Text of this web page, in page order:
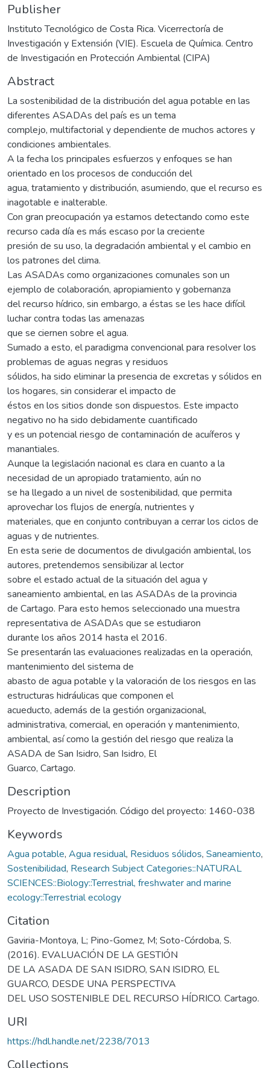
Publisher
Instituto Tecnológico de Costa Rica. Vicerrectoría de
Investigación y Extensión (VIE). Escuela de Química. Centro
de Investigación en Protección Ambiental (CIPA)
Abstract
La sostenibilidad de la distribución del agua potable en las
diferentes ASADAs del país es un tema
complejo, multifactorial y dependiente de muchos actores y
condiciones ambientales.
A la fecha los principales esfuerzos y enfoques se han
orientado en los procesos de conducción del
agua, tratamiento y distribución, asumiendo, que el recurso es
inagotable e inalterable.
Con gran preocupación ya estamos detectando como este
recurso cada día es más escaso por la creciente
presión de su uso, la degradación ambiental y el cambio en
los patrones del clima.
Las ASADAs como organizaciones comunales son un
ejemplo de colaboración, apropiamiento y gobernanza
del recurso hídrico, sin embargo, a éstas se les hace difícil
luchar contra todas las amenazas
que se ciernen sobre el agua.
Sumado a esto, el paradigma convencional para resolver los
problemas de aguas negras y residuos
sólidos, ha sido eliminar la presencia de excretas y sólidos en
los hogares, sin considerar el impacto de
éstos en los sitios donde son dispuestos. Este impacto
negativo no ha sido debidamente cuantificado
y es un potencial riesgo de contaminación de acuíferos y
manantiales.
Aunque la legislación nacional es clara en cuanto a la
necesidad de un apropiado tratamiento, aún no
se ha llegado a un nivel de sostenibilidad, que permita
aprovechar los flujos de energía, nutrientes y
materiales, que en conjunto contribuyan a cerrar los ciclos de
aguas y de nutrientes.
En esta serie de documentos de divulgación ambiental, los
autores, pretendemos sensibilizar al lector
sobre el estado actual de la situación del agua y
saneamiento ambiental, en las ASADAs de la provincia
de Cartago. Para esto hemos seleccionado una muestra
representativa de ASADAs que se estudiaron
durante los años 2014 hasta el 2016.
Se presentarán las evaluaciones realizadas en la operación,
mantenimiento del sistema de
abasto de agua potable y la valoración de los riesgos en las
estructuras hidráulicas que componen el
acueducto, además de la gestión organizacional,
administrativa, comercial, en operación y mantenimiento,
ambiental, así como la gestión del riesgo que realiza la
ASADA de San Isidro, San Isidro, El
Guarco, Cartago.
Description
Proyecto de Investigación. Código del proyecto: 1460-038
Keywords
Agua potable, Agua residual, Residuos sólidos, Saneamiento,
Sostenibilidad, Research Subject Categories::NATURAL
SCIENCES::Biology::Terrestrial, freshwater and marine
ecology::Terrestrial ecology
Citation
Gaviria-Montoya, L; Pino-Gomez, M; Soto-Córdoba, S.
(2016). EVALUACIÓN DE LA GESTIÓN
DE LA ASADA DE SAN ISIDRO, SAN ISIDRO, EL
GUARCO, DESDE UNA PERSPECTIVA
DEL USO SOSTENIBLE DEL RECURSO HÍDRICO. Cartago.
URI
https://hdl.handle.net/2238/7013
Collections